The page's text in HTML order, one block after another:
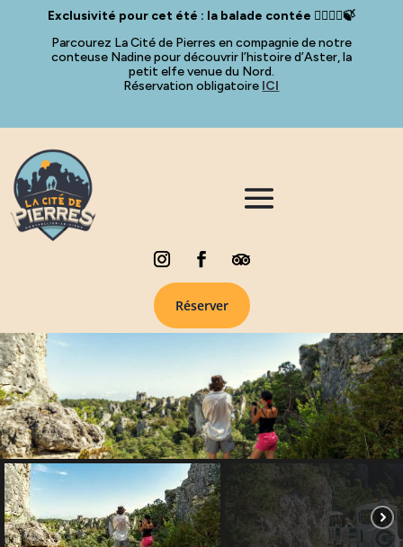
Exclusivité pour cet été : la balade contée 🧚🏻‍♀️✨🍃
Parcourez La Cité de Pierres en compagnie de notre
conteuse Nadine pour découvrir l’histoire d’Aster, la
petit elfe venue du Nord.
Réservation obligatoire ICI
Réserver